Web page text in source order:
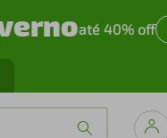
até 40% off